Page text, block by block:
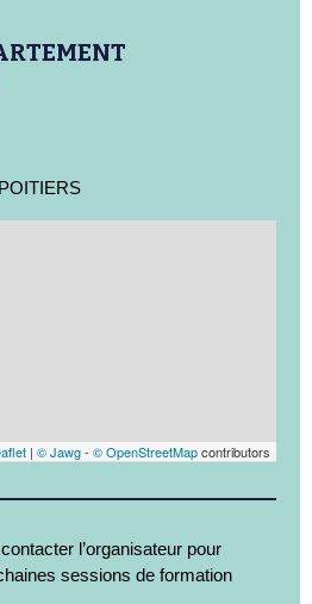
| © Jawg- © OpenStreetMapcontributors
l’organisateur pour
sessions de formation